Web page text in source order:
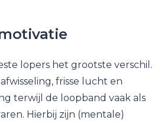
lopers het grootste verschil.
frisse lucht en
terwijl de loopband vaak als
Hierbij zijn (mentale)